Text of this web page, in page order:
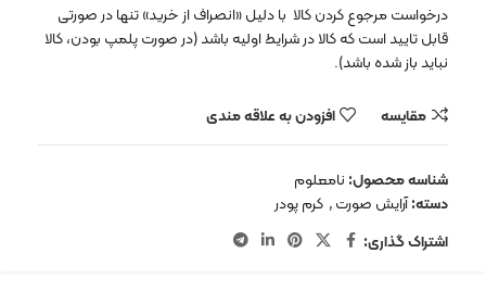
درخواست مرجوع کردن کالا با دلیل «انصراف از خرید» تنها در صورتی
قابل تایید است که کالا در شرایط اولیه باشد (در صورت پلمپ بودن، کالا
نباید باز شده باشد).
مقایسه افزودن به علاقه مندی
شناسه محصول: نامعلوم
دسته:آرایش صورت, کرم پودر
اشتراک گذاری: